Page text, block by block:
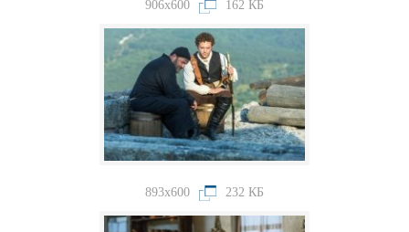
906x600 162 КБ
893x600 232 КБ